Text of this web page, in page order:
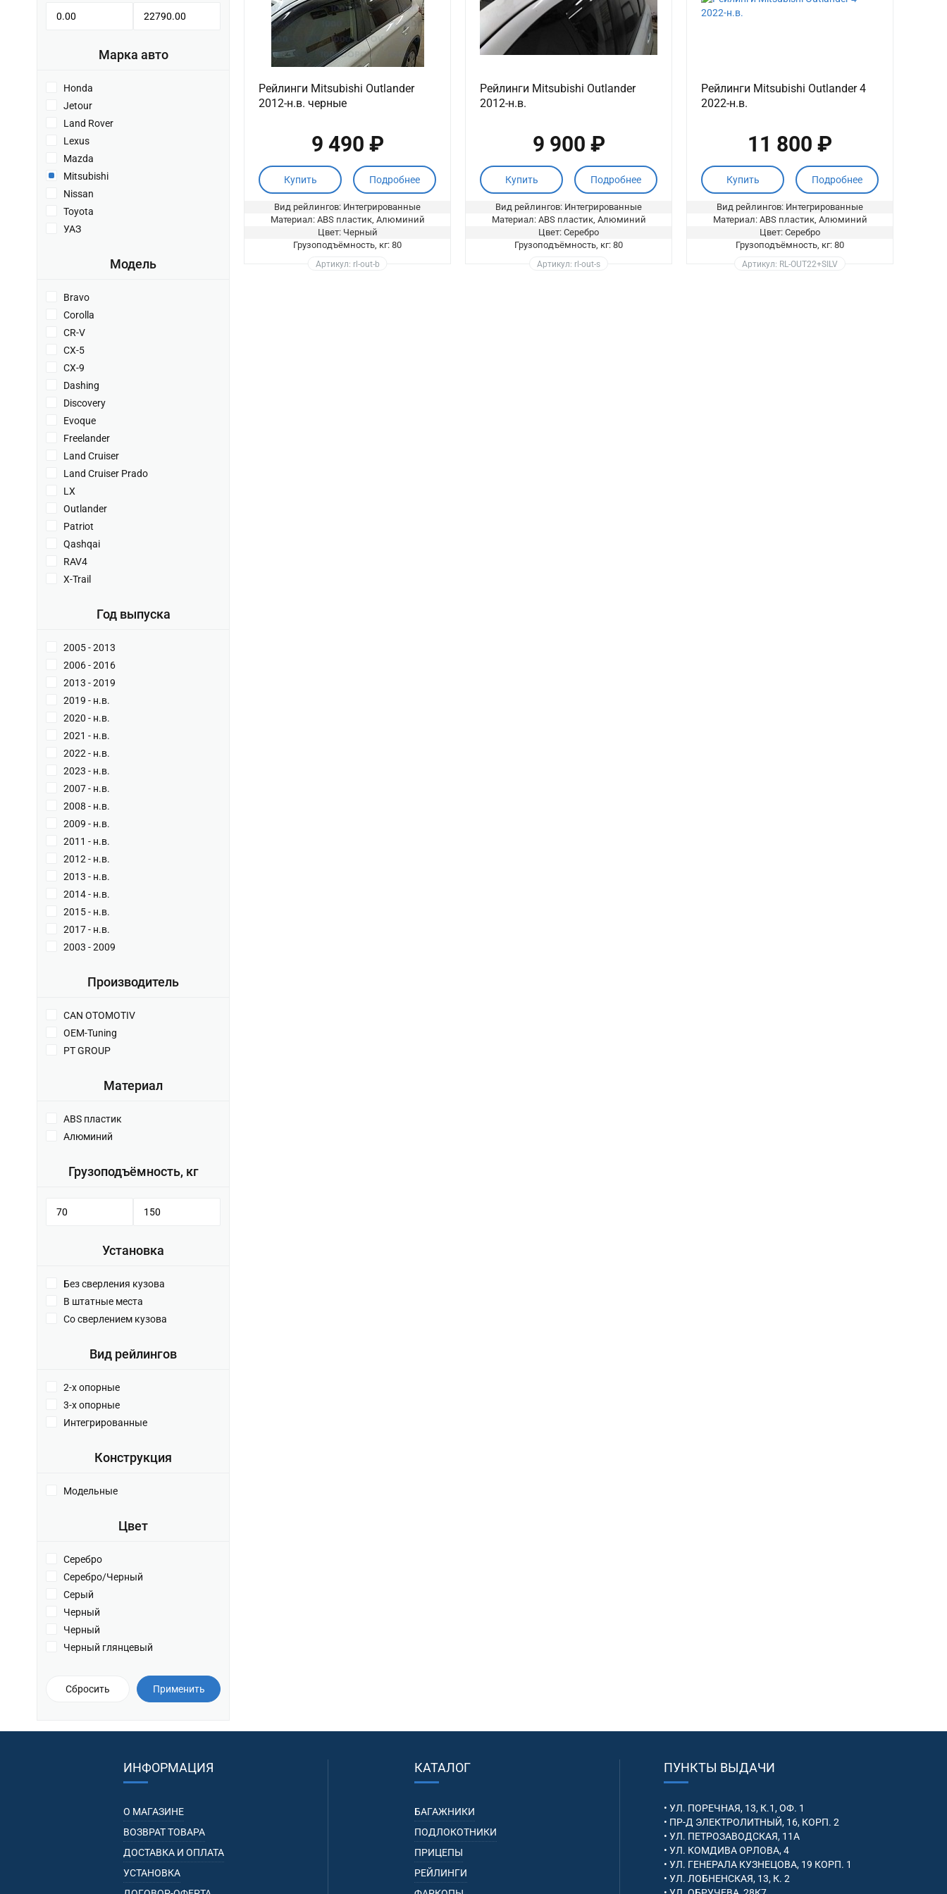
Марка авто
Honda
Jetour
Land Rover
Lexus
Mazda
Mitsubishi
Nissan
Toyota
УАЗ
Модель
Bravo
Corolla
CR-V
CX-5
CX-9
Dashing
Discovery
Evoque
Freelander
Land Cruiser
Land Cruiser Prado
LX
Outlander
Patriot
Qashqai
RAV4
X-Trail
Год выпуска
2005 - 2013
2006 - 2016
2013 - 2019
2019 - н.в.
2020 - н.в.
2021 - н.в.
2022 - н.в.
2023 - н.в.
2007 - н.в.
2008 - н.в.
2009 - н.в.
2011 - н.в.
2012 - н.в.
2013 - н.в.
2014 - н.в.
2015 - н.в.
2017 - н.в.
2003 - 2009
Производитель
CAN OTOMOTIV
OEM-Tuning
PT GROUP
Материал
ABS пластик
Алюминий
Грузоподъёмность, кг
Установка
Без сверления кузова
В штатные места
Со сверлением кузова
Вид рейлингов
2-х опорные
3-х опорные
Интегрированные
Конструкция
Модельные
Цвет
Серебро
Серебро/Черный
Серый
Черный
Черный
Черный глянцевый
Сбросить Применить
Рейлинги Mitsubishi Outlander
2012-н.в. черные
9 490 ₽
Купить Подробнее
Вид рейлингов: Интегрированные
Материал: ABS пластик, Алюминий
Цвет: Черный
Грузоподъёмность, кг: 80
Артикул: rl-out-b
Рейлинги Mitsubishi Outlander
2012-н.в.
9 900 ₽
Купить Подробнее
Вид рейлингов: Интегрированные
Материал: ABS пластик, Алюминий
Цвет: Серебро
Грузоподъёмность, кг: 80
Артикул: rl-out-s
Рейлинги Mitsubishi Outlander 4
2022-н.в.
11 800 ₽
Купить Подробнее
Вид рейлингов: Интегрированные
Материал: ABS пластик, Алюминий
Цвет: Серебро
Грузоподъёмность, кг: 80
Артикул: RL-OUT22+SILV
ИНФОРМАЦИЯ
О МАГАЗИНЕ
ВОЗВРАТ ТОВАРА
ДОСТАВКА И ОПЛАТА
УСТАНОВКА
КАТАЛОГ
БАГАЖНИКИ
ПОДЛОКОТНИКИ
ПРИЦЕПЫ
РЕЙЛИНГИ
ПУНКТЫ ВЫДАЧИ
• УЛ. ПОРЕЧНАЯ, 13, К.1, ОФ. 1
• ПР-Д ЭЛЕКТРОЛИТНЫЙ, 16, КОРП. 2
• УЛ. ПЕТРОЗАВОДСКАЯ, 11А
• УЛ. КОМДИВА ОРЛОВА, 4
• УЛ. ГЕНЕРАЛА КУЗНЕЦОВА, 19 КОРП. 1
• УЛ. ЛОБНЕНСКАЯ, 13, К. 2